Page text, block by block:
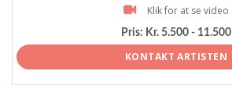
Klik for at se video
Pris: Kr. 5.500 - 11.500
KONTAKT ARTISTEN